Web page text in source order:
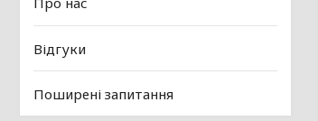
Відгуки
Поширені запитання